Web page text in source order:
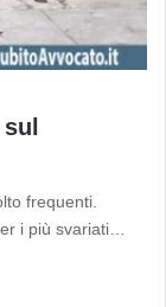
frequenti.
i più svariati…